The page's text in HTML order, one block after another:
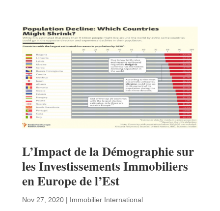
L’Impact de la Démographie sur
les Investissements Immobiliers
en Europe de l’Est
Nov 27, 2020| Immobilier International